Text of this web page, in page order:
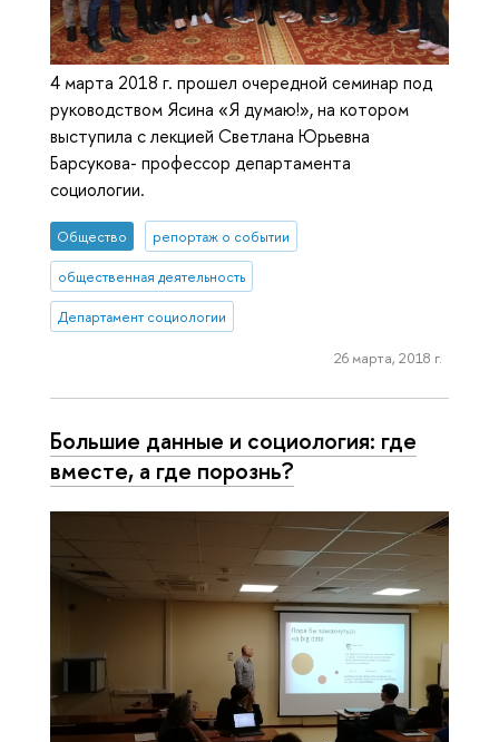
4 марта 2018 г. прошел очередной семинар под
руководством Ясина «Я думаю!», на котором
выступила с лекцией Светлана Юрьевна
Барсукова- профессор департамента
социологии.
Общество репортаж о событии
общественная деятельность
Департамент социологии
26 марта, 2018 г.
Большие данные и социология: где
вместе, а где порознь?